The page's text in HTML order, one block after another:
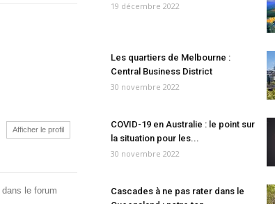
Afficher le profil
dans le forum
19 décembre 2022
Les quartiers de Melbourne :
Central Business District
30 novembre 2022
COVID-19 en Australie : le point sur
la situation pour les...
30 novembre 2022
Cascades à ne pas rater dans le